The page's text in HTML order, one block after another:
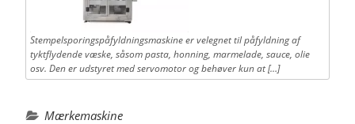
Stempelsporingspåfyldningsmaskine er velegnet til påfyldning af
tyktflydende væske, såsom pasta, honning, marmelade, sauce, olie
osv. Den er udstyret med servomotor og behøver kun at […]
Mærkemaskine